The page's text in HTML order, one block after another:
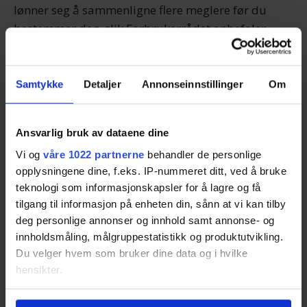
Samtykke Detaljer Annonseinnstillinger Om
Ansvarlig bruk av dataene dine
Vi og våre 1022 partnerne behandler de personlige
opplysningene dine, f.eks. IP-nummeret ditt, ved å bruke
teknologi som informasjonskapsler for å lagre og få
tilgang til informasjon på enheten din, sånn at vi kan tilby
deg personlige annonser og innhold samt annonse- og
innholdsmåling, målgruppestatistikk og produktutvikling.
Du velger hvem som bruker dine data og i hvilke
hensikter.
Hvis du gir oss lov, vil vi også gjerne:
lønner seg å sammenligne flere meglere før du
bestemmer deg, slik Forbrukerrådet anbefaler,
Fyll ut skjemaet på denne siden, så tar vi oss av den
store letejobben for deg. Len deg tilbake og motta
kjenner området ditt. Da kan du raskt og enkelt
velge den megleren som passer deg best.
Alle eiendomsmeglerne vet at de konkurrerer om
deg som kunde og at du fritt kan takke nei til alle
tilbudene dersom du ikke er fornøyd. Du kan
derfor være trygg på at meglerne kommer til deg
med sine beste tilbud. Tjenesten vår er helt gratis
for deg å bruke.